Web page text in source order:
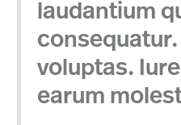
laudantium
consequatur.
voluptas.
earum